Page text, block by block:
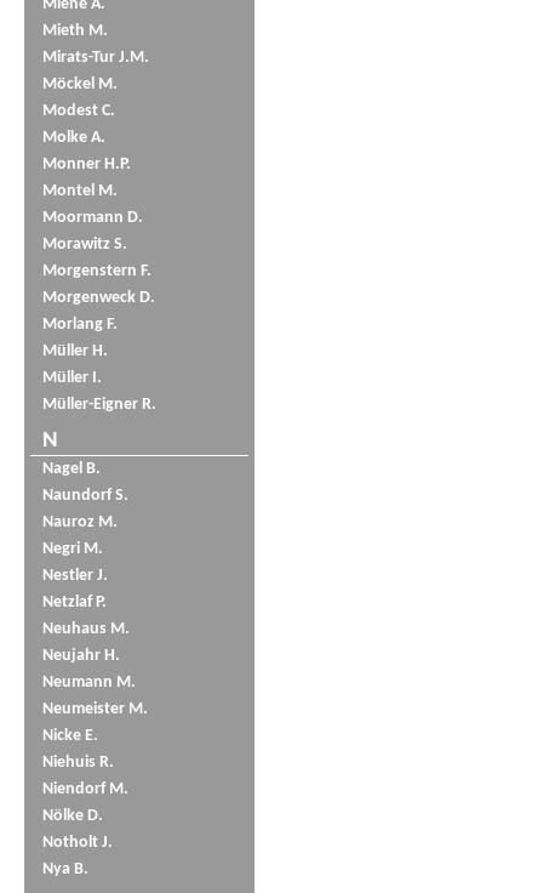
Miene A.
Mieth M.
Mirats-Tur J.M.
Möckel M.
Modest C.
Molke A.
Monner H.P.
Montel M.
Moormann D.
Morawitz S.
Morgenstern F.
Morgenweck D.
Morlang F.
Müller H.
Müller I.
Müller-Eigner R.
N
Nagel B.
Naundorf S.
Nauroz M.
Negri M.
Nestler J.
Netzlaf P.
Neuhaus M.
Neujahr H.
Neumann M.
Neumeister M.
Nicke E.
Niehuis R.
Niendorf M.
Nölke D.
Notholt J.
Nya B.